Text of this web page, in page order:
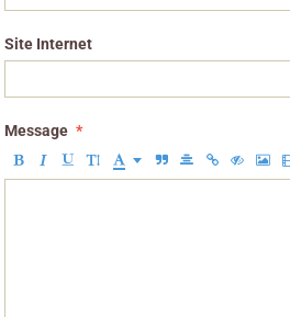
Site Internet
Message